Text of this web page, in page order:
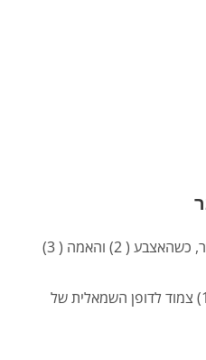
פורשים את כל כף היד על העכבר, כשהאצבע ( 2) והאמה ( 3)
העכבר. יש להניח את האגודל ( 1) צמוד לדופן השמאלית של